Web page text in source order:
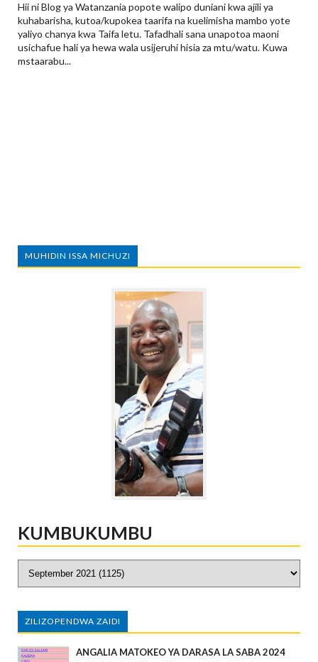
Hii ni Blog ya Watanzania popote walipo duniani kwa ajili ya
kuhabarisha, kutoa/kupokea taarifa na kuelimisha mambo yote
yaliyo chanya kwa Taifa letu. Tafadhali sana unapotoa maoni
usichafue hali ya hewa wala usijeruhi hisia za mtu/watu. Kuwa
mstaarabu...
MUHIDIN ISSA MICHUZI
KUMBUKUMBU
ZILIZOPENDWA ZAIDI
ANGALIA MATOKEO YA DARASA LA SABA 2024